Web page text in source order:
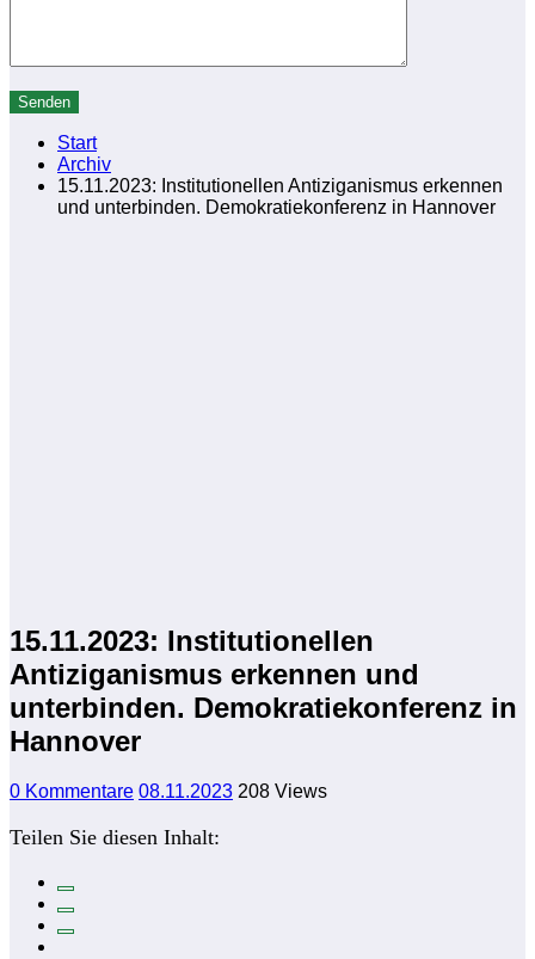
Start
Archiv
15.11.2023: Institutionellen Antiziganismus erkennen
und unterbinden. Demokratiekonferenz in Hannover
15.11.2023: Institutionellen
Antiziganismus erkennen und
unterbinden. Demokratiekonferenz in
Hannover
0 Kommentare 08.11.2023 208 Views
Teilen Sie diesen Inhalt: